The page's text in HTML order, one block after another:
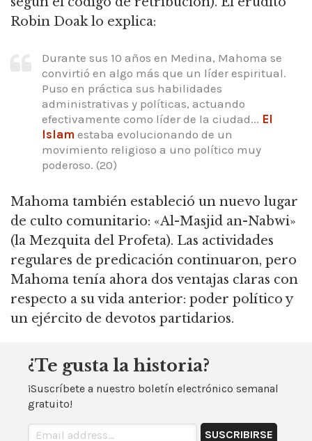
Robin Doak lo explica:
Durante sus 10 años en Medina, Mahoma se
convirtió en algo más que un líder espiritual.
Puso en práctica sus habilidades
administrativas y políticas, actuando
efectivamente como líder de la ciudad... El
Islam estaba evolucionando de un
movimiento religioso a uno político muy
poderoso. (20)
Mahoma también estableció un nuevo lugar
de culto comunitario: «Al-Masjid an-Nabwi»
(la Mezquita del Profeta). Las actividades
regulares de predicación continuaron, pero
Mahoma tenía ahora dos ventajas claras con
respecto a su vida anterior: poder político y
un ejército de devotos partidarios.
¿Te gusta la historia?
¡Suscríbete a nuestro boletín electrónico semanal
gratuito!